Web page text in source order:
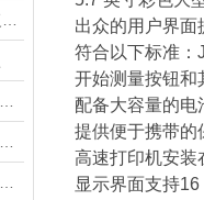
出众的用户界面
符合以下标准：
开始测量按钮和
配备大容量的电
提供便于携带的
高速打印机安装
显示界面支持